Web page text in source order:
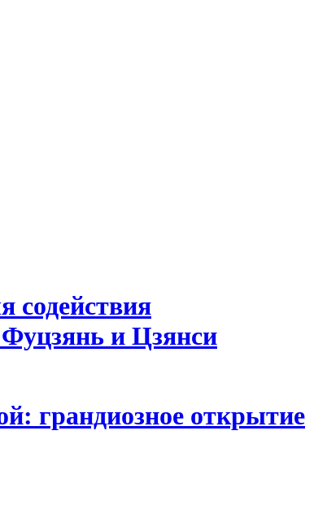
содействия
и Цзянси
грандиозное открытие